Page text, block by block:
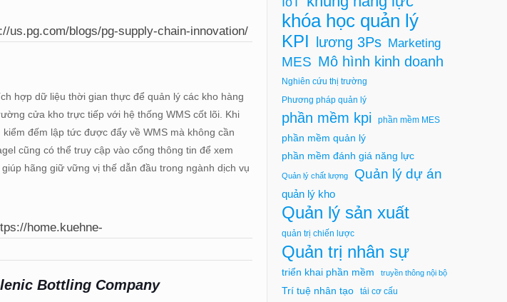
us.pg.com/blogs/pg-supply-chain-innovation/
hợp dữ liệu thời gian thực để quản lý các kho hàng
cửa kho trực tiếp với hệ thống WMS cốt lõi. Khi
đếm lập tức được đẩy về WMS mà không cần
cũng có thể truy cập vào cổng thông tin để xem
hãng giữ vững vị thế dẫn đầu trong ngành dịch vụ
home.kuehne-
Bottling Company
khóa học quản lý
KPI lương 3Ps Marketing
MES Mô hình kinh doanh
Nghiên cứu thị trường
Phương pháp quản lý
phần mềm kpi phần mềm MES
phần mềm quản lý
phần mềm đánh giá năng lực
Quản lý chất lượng Quản lý dự án
quản lý kho
Quản lý sản xuất
quản trị chiến lược
Quản trị nhân sự
triển khai phần mềm truyền thông nội bộ
Trí tuệ nhân tạo tái cơ cấu